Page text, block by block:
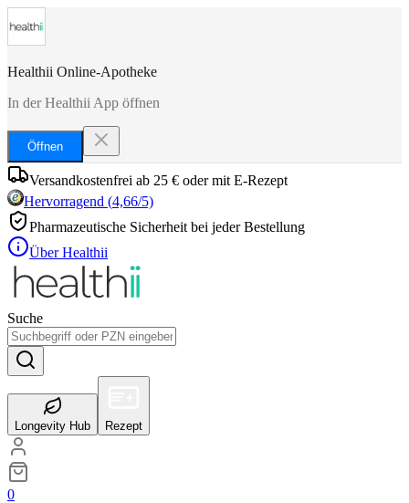
Healthii Online-Apotheke
In der Healthii App öffnen
Öffnen
Versandkostenfrei ab 25 € oder mit E-Rezept
Hervorragend (4,66/5)
Pharmazeutische Sicherheit bei jeder Bestellung
Über Healthii
Suche
Longevity Hub Rezept
0